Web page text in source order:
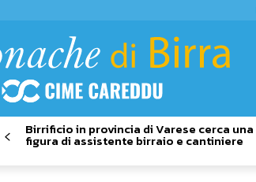
Birrificio in provincia di Varese cerca una
figura di assistente birraio e cantiniere